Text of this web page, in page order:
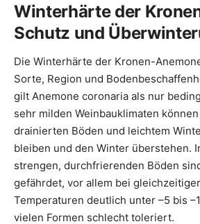
Winterhärte der
Schutz und
Die Winterhärte der Kronen-
Sorte, Region und
gilt Anemone coronaria als nur
sehr milden Weinbauklimaten
drainierten Böden und leichtem
bleiben und den Winter überstehen.
strengen, durchfrierenden Böden
gefährdet, vor allem bei
Temperaturen deutlich unter –5 bis
vielen Formen schlecht toleriert.